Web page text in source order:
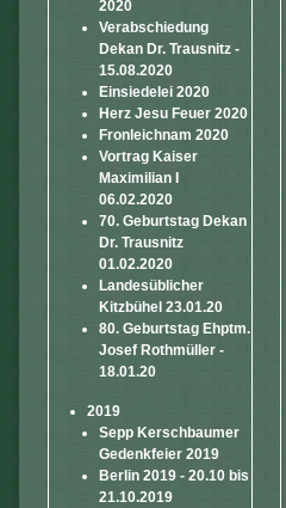
2020
Verabschiedung
Dekan Dr. Trausnitz -
15.08.2020
Einsiedelei 2020
Herz Jesu Feuer 2020
Fronleichnam 2020
Vortrag Kaiser
Maximilian I
06.02.2020
70. Geburtstag Dekan
Dr. Trausnitz
01.02.2020
Landesüblicher
Kitzbühel 23.01.20
80. Geburtstag Ehptm.
Josef Rothmüller -
18.01.20
2019
Sepp Kerschbaumer
Gedenkfeier 2019
Berlin 2019 - 20.10 bis
21.10.2019